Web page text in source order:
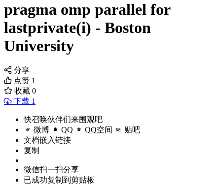
pragma omp parallel for
lastprivate(i) - Boston
University
分享
点赞 1
收藏 0
下载 1
快召唤伙伴们来围观吧
微博 QQ QQ空间 贴吧
文档嵌入链接
复制
微信扫一扫分享
已成功复制到剪贴板